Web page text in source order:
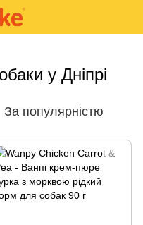
у Дніпрі
За популярністю